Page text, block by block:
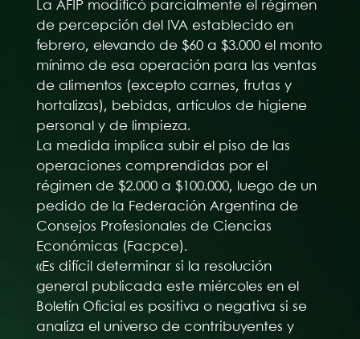
La AFIP modificó parcialmente el régimen
de percepción del IVA establecido en
febrero, elevando de $60 a $3.000 el monto
mínimo de esa operación para las ventas
de alimentos (excepto carnes, frutas y
hortalizas), bebidas, artículos de higiene
personal y de limpieza.
La medida implica subir el piso de las
operaciones comprendidas por el
régimen de $2.000 a $100.000, luego de un
pedido de la Federación Argentina de
Consejos Profesionales de Ciencias
Económicas (Facpce).
«Es difícil determinar si la resolución
general publicada este miércoles en el
Boletín Oficial es positiva o negativa si se
analiza el universo de contribuyentes y